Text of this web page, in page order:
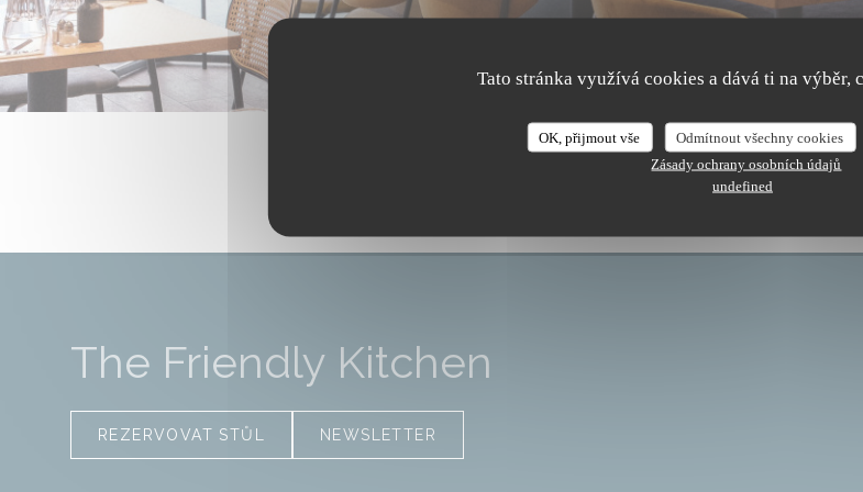
Tato stránka využívá cookies a dává ti na výběr,
OK, přijmout vše Odmítnout všechny cookies
Zásady ochrany osobních údajů
undefined
The Friendly Kitchen
REZERVOVAT STŮL NEWSLETTER
The Friendly Kitchen